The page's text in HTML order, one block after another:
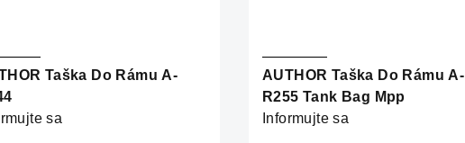
Taška Do Rámu A-
sa
AUTHOR Taška Do Rámu A-
R255 Tank Bag Mpp
Informujte sa